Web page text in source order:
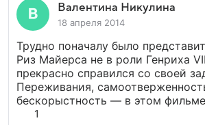
Валентина Никулина
18 апреля 2014
Трудно поначалу было
Риз Майерса не в роли Генриха
прекрасно справился со своей
Переживания,
бескорыстность — в этом
нам следует поучиться. С точки
1